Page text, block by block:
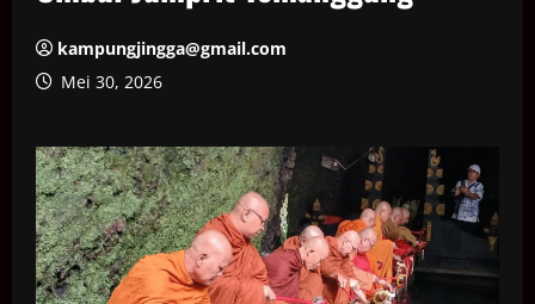
kampungjingga@gmail.com
Mei 30, 2026